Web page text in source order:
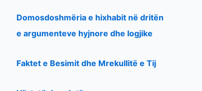
Domosdoshmëria e hixhabit në dritën
e argumenteve hyjnore dhe logjike
Faktet e Besimit dhe Mrekullitë e Tij